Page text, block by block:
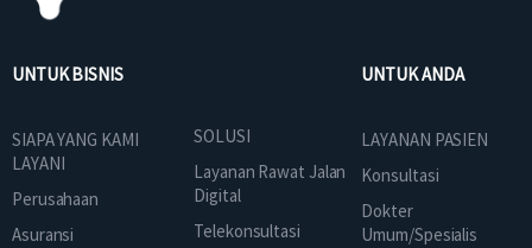
UNTUK BISNIS
SIAPA YANG KAMI
LAYANI
Perusahaan
Asuransi
SOLUSI
Layanan Rawat Jalan
Digital
Telekonsultasi
UNTUK ANDA
LAYANAN PASIEN
Konsultasi
Dokter
Umum/Spesialis